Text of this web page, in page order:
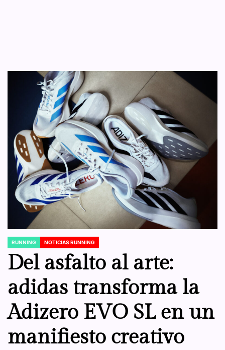
POSTED
IN
RUNNING NOTICIAS RUNNING
Del asfalto al arte:
adidas transforma la
Adizero EVO SL en un
manifiesto creativo